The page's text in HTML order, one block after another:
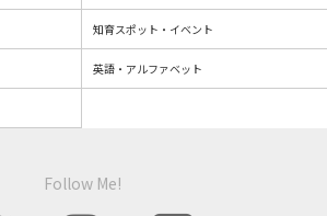
知育スポット・イベント
英語・アルファベット
Follow Me!